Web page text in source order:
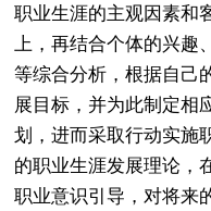
职业生涯的主观因素和
上，再结合个体的兴趣
等综合分析，根据自己
展目标，并为此制定相
划，进而采取行动实施
的职业生涯发展理论，
职业意识引导，对将来